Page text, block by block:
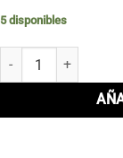
5 disponibles
Campera Araucaria